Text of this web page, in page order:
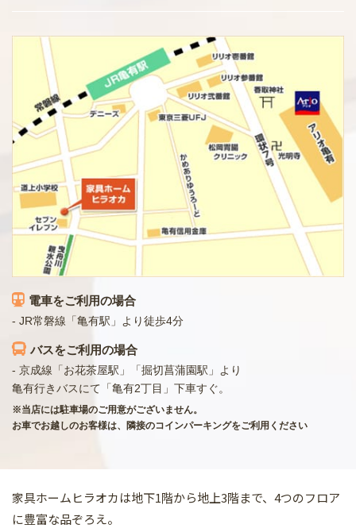
電車をご利用の場合
- JR常磐線「亀有駅」より徒歩4分
バスをご利用の場合
- 京成線「お花茶屋駅」「掘切菖蒲園駅」より
亀有行きバスにて「亀有2丁目」下車すぐ。
※当店には駐車場のご用意がございません。
お車でお越しのお客様は、隣接のコインパーキングをご利用ください
家具ホームヒラオカは地下1階から地上3階まで、4つのフロア
に豊富な品ぞろえ。